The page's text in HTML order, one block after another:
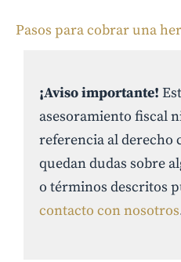
Pasos para cobrar una
¡Aviso importante!
asesoramiento fiscal
referencia al derecho
quedan dudas sobre
o términos descritos
contacto con nosotros